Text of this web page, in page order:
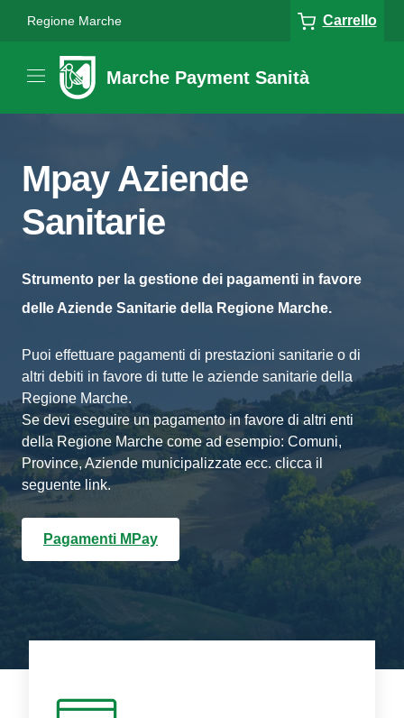
Regione Marche Carrello
Marche Payment Sanità
Mpay Aziende
Sanitarie
Strumento per la gestione dei pagamenti in favore
delle Aziende Sanitarie della Regione Marche.
Puoi effettuare pagamenti di prestazioni sanitarie o di
altri debiti in favore di tutte le aziende sanitarie della
Regione Marche.
Se devi eseguire un pagamento in favore di altri enti
della Regione Marche come ad esempio: Comuni,
Province, Aziende municipalizzate ecc. clicca il
seguente link.
Pagamenti MPay